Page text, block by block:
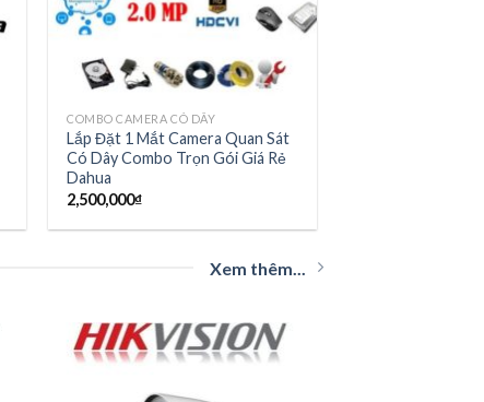
COMBO CAMERA CÓ DÂY
Lắp Đặt 1 Mắt Camera Quan Sát
Có Dây Combo Trọn Gói Giá Rẻ
Dahua
2,500,000₫
Xem thêm...